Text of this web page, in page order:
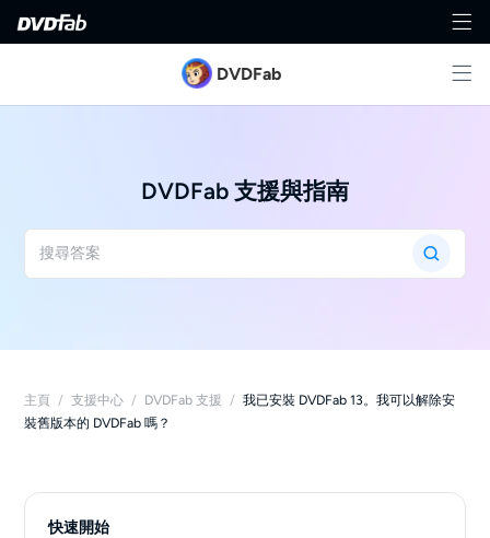
DVDFab
DVDFab 支援與指南
主頁 / 支援中心 / DVDFab 支援 / 我已安裝 DVDFab 13。我可以解除安
裝舊版本的 DVDFab 嗎？
快速開始